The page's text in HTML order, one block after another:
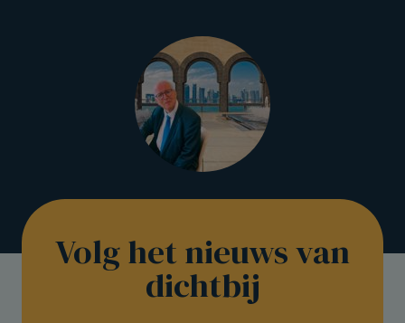
Volg het nieuws van
dichtbij